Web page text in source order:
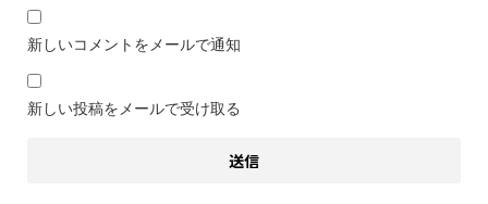
新しいコメントをメールで通知
新しい投稿をメールで受け取る